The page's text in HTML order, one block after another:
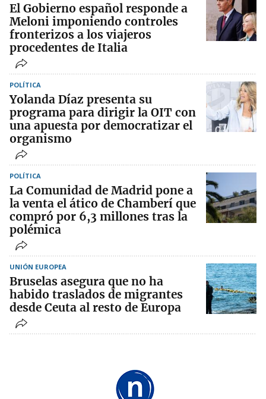
El Gobierno español responde a
Meloni imponiendo controles
fronterizos a los viajeros
procedentes de Italia
POLÍTICA
Yolanda Díaz presenta su
programa para dirigir la OIT con
una apuesta por democratizar el
organismo
POLÍTICA
La Comunidad de Madrid pone a
la venta el ático de Chamberí que
compró por 6,3 millones tras la
polémica
UNIÓN EUROPEA
Bruselas asegura que no ha
habido traslados de migrantes
desde Ceuta al resto de Europa